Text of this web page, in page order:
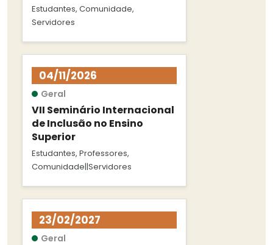
Estudantes, Comunidade,
Servidores
04/11/2026
Geral
VII Seminário Internacional
de Inclusão no Ensino
Superior
Estudantes, Professores,
Comunidade||Servidores
23/02/2027
Geral